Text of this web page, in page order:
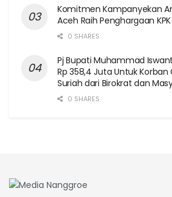
Komitmen Kampanyekan
Aceh Raih Penghargaan KPK
0 SHARES
Pj Bupati Muhammad
Rp 358,4 Juta Untuk
Suriah dari Birokrat dan
0 SHARES